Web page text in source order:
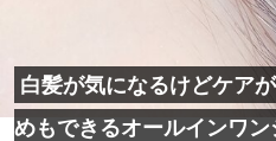
白髪が気になるけどケア
めもできるオールインワ